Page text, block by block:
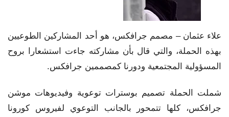
علاء عثمان – مصمم جرافكس، هو أحد المشاركين الطوعيين
بهذه الحملة، والتي قال بأن مشاركته جاءت استشعارا بروح
المسؤولية المجتمعية ودورنا كمصممين جرافكس.
شملت الحملة تصميم بوسترات توعوية وفيديوهات موشن
جرافكس، كلها تتمحور بالجانب التوعوي لفيروس كورونا